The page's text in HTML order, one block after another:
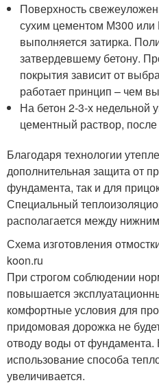
Поверхность
сухим цементом М300 или
выполняется затирка.
затвердевшему бетону.
покрытия зависит от
работает принцип – чем
На бетон 2-3-х недельной
цементный раствор, после
Благодаря технологии
дополнительная защита от
фундамента, так и для
Специальный
располагается между
Схема изготовления
koon.ru
При строгом соблюдении
повышается
комфортные условия для
придомовая дорожка не
отводу воды от фундамента.
использование способа
увеличивается.